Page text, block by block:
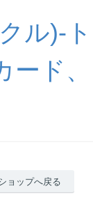
ル)-ト
ド、
ョップへ戻る